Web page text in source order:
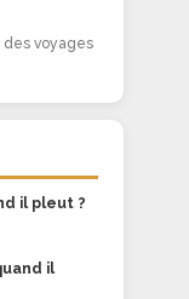
des voyages
il pleut ?
il